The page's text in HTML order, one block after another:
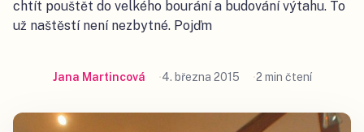
chtít pouštět do velkého bourání a budování výtahu. To
už naštěstí není nezbytné. Pojďm
Jana Martincová 4. března 2015 2 min čtení